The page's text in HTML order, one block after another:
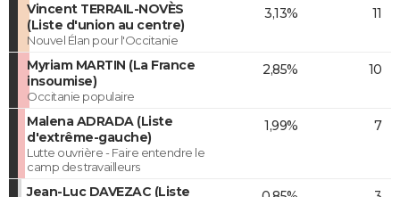
Vincent TERRAIL-NOVÈS
(Liste d'union au centre)
Nouvel Élan pour l'Occitanie
3,13% 11
Myriam MARTIN (La France
insoumise)
Occitanie populaire
2,85% 10
Malena ADRADA (Liste
d'extrême-gauche)
Lutte ouvrière - Faire entendre le
camp des travailleurs
1,99% 7
Jean-Luc DAVEZAC (Liste